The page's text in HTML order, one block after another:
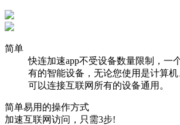
简单
快连加速app不受设备数量限制，一
有的智能设备，无论您使用是计算
可以连接互联网所有的设备通用。
简单易用的操作方式
加速互联网访问，只需3步!